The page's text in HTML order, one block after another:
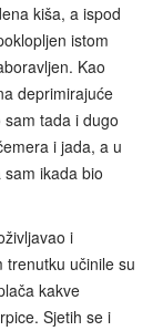
kiša, a ispod
istom
Kao
deprimirajuće
tada i dugo
i jada, a u
ikada bio
i
trenutku učinile su
kakve
Sjetih se i